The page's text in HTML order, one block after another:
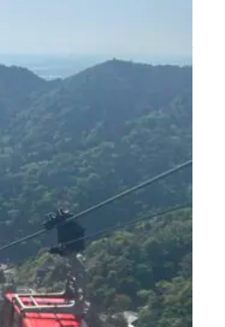
か抱えながら登ることがで
るときより降りるときのほ